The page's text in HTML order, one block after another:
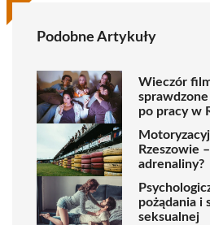
Podobne Artykuły
Wieczór
sprawdzone
po pracy w
Rzeszowie
adrenaliny?
pożądania i
seksualnej